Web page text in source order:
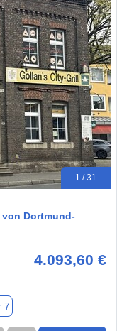
1 / 31
Dortmund-
4.093,60 €
7